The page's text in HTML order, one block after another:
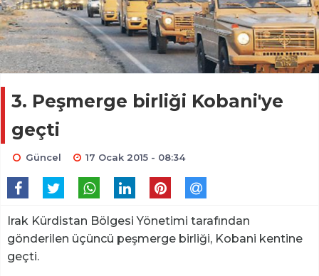
3. Peşmerge birliği Kobani'ye
geçti
Güncel 17 Ocak 2015 - 08:34
Irak Kürdistan Bölgesi Yönetimi tarafından
gönderilen üçüncü peşmerge birliği, Kobani kentine
geçti.